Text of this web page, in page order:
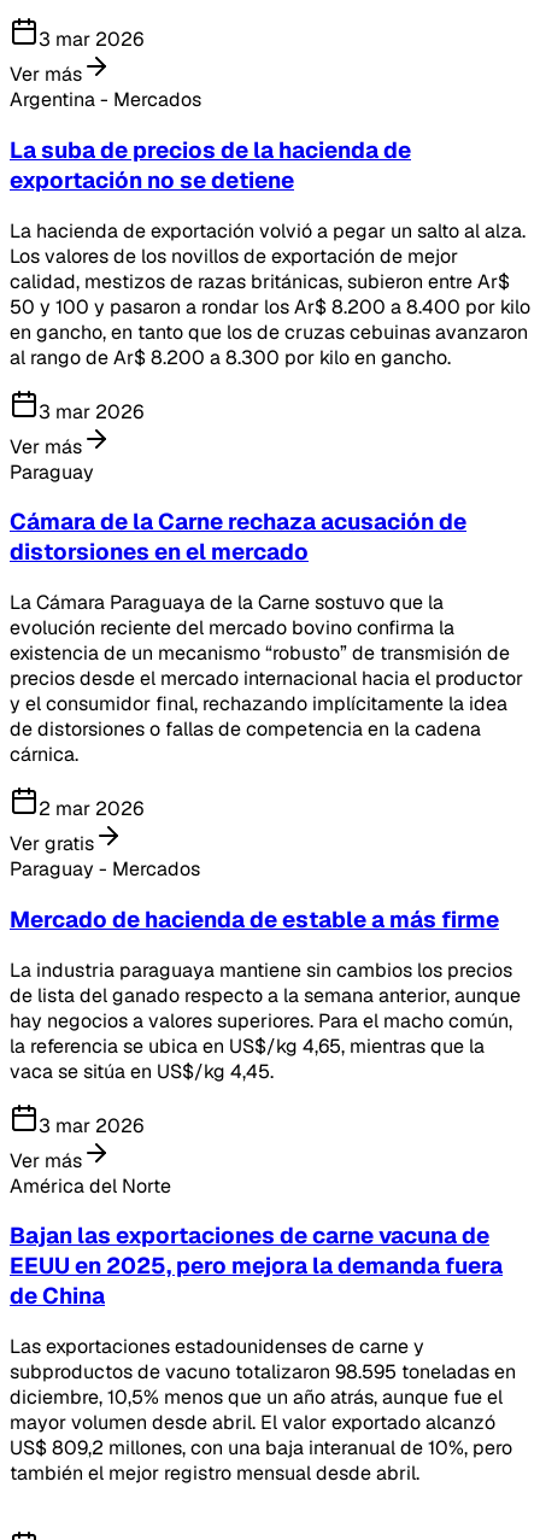
3 mar 2026
Ver más
Argentina - Mercados
La suba de precios de la hacienda de
exportación no se detiene
La hacienda de exportación volvió a pegar un salto al alza.
Los valores de los novillos de exportación de mejor
calidad, mestizos de razas británicas, subieron entre Ar$
50 y 100 y pasaron a rondar los Ar$ 8.200 a 8.400 por kilo
en gancho, en tanto que los de cruzas cebuinas avanzaron
al rango de Ar$ 8.200 a 8.300 por kilo en gancho.
3 mar 2026
Ver más
Paraguay
Cámara de la Carne rechaza acusación de
distorsiones en el mercado
La Cámara Paraguaya de la Carne sostuvo que la
evolución reciente del mercado bovino confirma la
existencia de un mecanismo “robusto” de transmisión de
precios desde el mercado internacional hacia el productor
y el consumidor final, rechazando implícitamente la idea
de distorsiones o fallas de competencia en la cadena
cárnica.
2 mar 2026
Ver gratis
Paraguay - Mercados
Mercado de hacienda de estable a más firme
La industria paraguaya mantiene sin cambios los precios
de lista del ganado respecto a la semana anterior, aunque
hay negocios a valores superiores. Para el macho común,
la referencia se ubica en US$/kg 4,65, mientras que la
vaca se sitúa en US$/kg 4,45.
3 mar 2026
Ver más
América del Norte
Bajan las exportaciones de carne vacuna de
EEUU en 2025, pero mejora la demanda fuera
de China
Las exportaciones estadounidenses de carne y
subproductos de vacuno totalizaron 98.595 toneladas en
diciembre, 10,5% menos que un año atrás, aunque fue el
mayor volumen desde abril. El valor exportado alcanzó
US$ 809,2 millones, con una baja interanual de 10%, pero
también el mejor registro mensual desde abril.